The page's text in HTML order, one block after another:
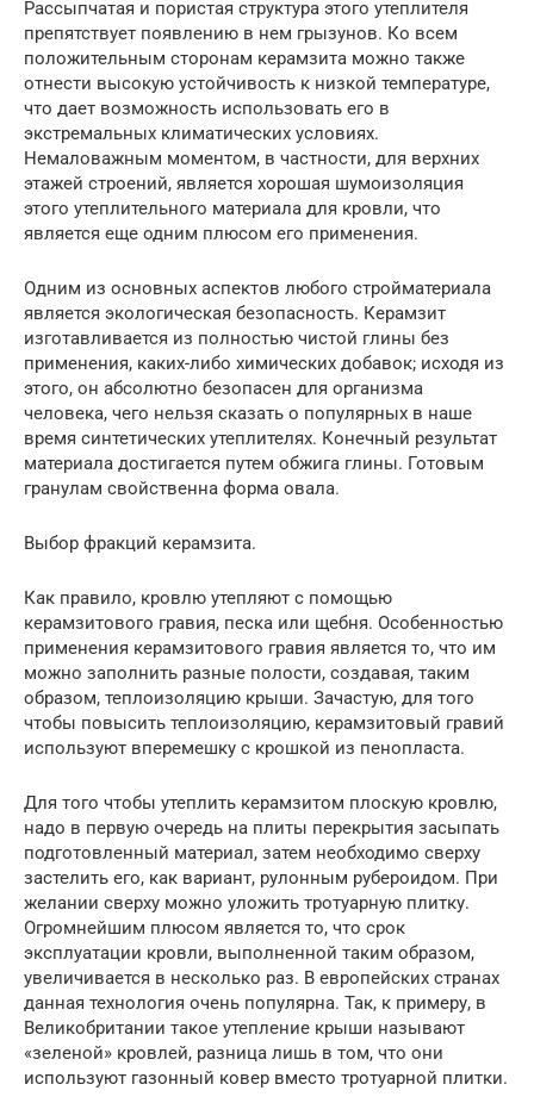
Рассыпчатая и пористая структура этого утеплителя
препятствует появлению в нем грызунов. Ко всем
положительным сторонам керамзита можно также
отнести высокую устойчивость к низкой температуре,
что дает возможность использовать его в
экстремальных климатических условиях.
Немаловажным моментом, в частности, для верхних
этажей строений, является хорошая шумоизоляция
этого утеплительного материала для кровли, что
является еще одним плюсом его применения.
Одним из основных аспектов любого стройматериала
является экологическая безопасность. Керамзит
изготавливается из полностью чистой глины без
применения, каких-либо химических добавок; исходя из
этого, он абсолютно безопасен для организма
человека, чего нельзя сказать о популярных в наше
время синтетических утеплителях. Конечный результат
материала достигается путем обжига глины. Готовым
гранулам свойственна форма овала.
Выбор фракций керамзита.
Как правило, кровлю утепляют с помощью
керамзитового гравия, песка или щебня. Особенностью
применения керамзитового гравия является то, что им
можно заполнить разные полости, создавая, таким
образом, теплоизоляцию крыши. Зачастую, для того
чтобы повысить теплоизоляцию, керамзитовый гравий
используют вперемешку с крошкой из пенопласта.
Для того чтобы утеплить керамзитом плоскую кровлю,
надо в первую очередь на плиты перекрытия засыпать
подготовленный материал, затем необходимо сверху
застелить его, как вариант, рулонным рубероидом. При
желании сверху можно уложить тротуарную плитку.
Огромнейшим плюсом является то, что срок
эксплуатации кровли, выполненной таким образом,
увеличивается в несколько раз. В европейских странах
данная технология очень популярна. Так, к примеру, в
Великобритании такое утепление крыши называют
«зеленой» кровлей, разница лишь в том, что они
используют газонный ковер вместо тротуарной плитки.